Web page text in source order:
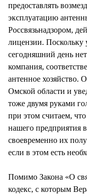
предоставлять
эксплуатацию
Россвязьнадзором,
лицензии.
сегодняшний день
компания,
антенное хозяйство.
Омской области и
тоже двумя руками
при этом считаем,
нашего предприятия
своевременно их
если в этом есть
Помимо Закона «О
кодекс, с которым